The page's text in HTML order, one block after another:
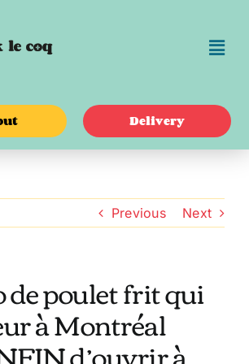
Delivery
Previous Next
de poulet frit qui
à Montréal